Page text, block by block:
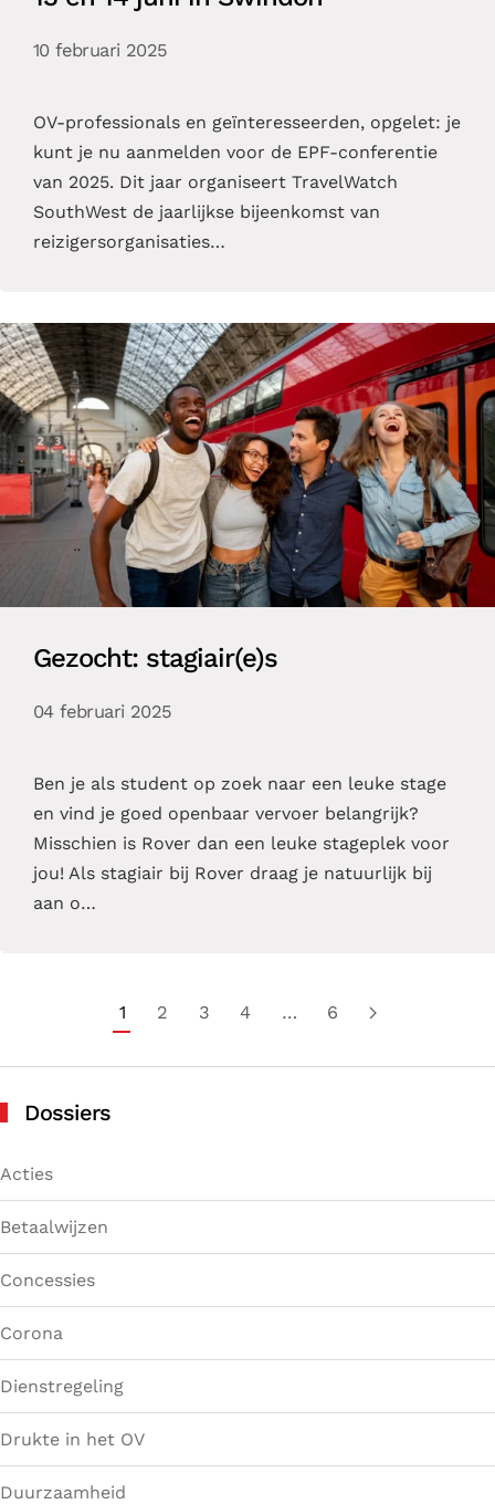
10 februari 2025
OV-professionals en geïnteresseerden, opgelet: je
kunt je nu aanmelden voor de EPF-conferentie
van 2025. Dit jaar organiseert TravelWatch
SouthWest de jaarlijkse bijeenkomst van
reizigersorganisaties…
Gezocht: stagiair(e)s
04 februari 2025
Ben je als student op zoek naar een leuke stage
en vind je goed openbaar vervoer belangrijk?
Misschien is Rover dan een leuke stageplek voor
jou! Als stagiair bij Rover draag je natuurlijk bij
aan o…
1 2 3 4 … 6
Dossiers
Acties
Betaalwijzen
Concessies
Corona
Dienstregeling
Drukte in het OV
Duurzaamheid